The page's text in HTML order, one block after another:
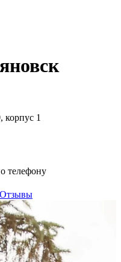
корпус 1
телефону
Отзывы